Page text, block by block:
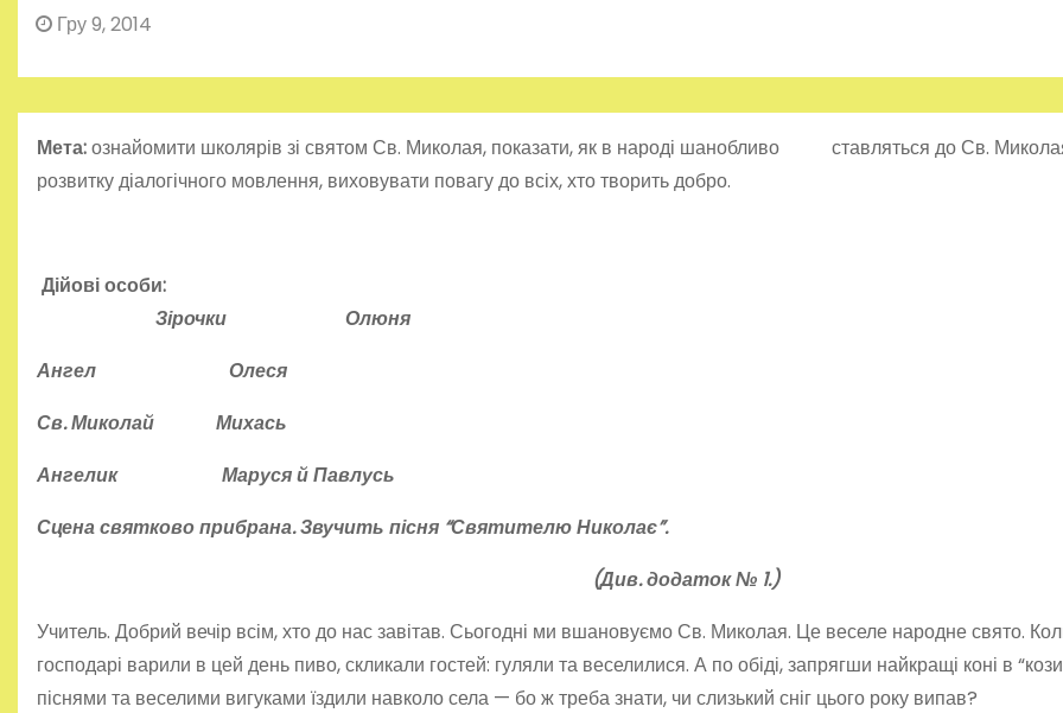
Гру 9, 2014
Мета:ознайомити школярів зі святом Св. Миколая, пока­зати, як в народі шанобливо ставляться до Св.
розвитку діалогічного мовлення, виховувати повагу до всіх, хто творить добро.
Дійові особи:
Зірочки Олюня
Ангел Олеся
Св. Миколай Михась
АнгеликМаруся й Павлусь
Сцена святково прибрана. Звучить пісня “Святителю Николає”.
(Див. додаток № 1.)
Учитель. Добрий вечір всім, хто до нас завітав. Сьогодні ми вшановуємо Св. Миколая. Це веселе народне свято.
господарі варили в цей день пиво, скликали гостей: гуляли та веселилися. А по обіді, запрягши найкращі коні в
піснями та веселими вигуками їздили навколо села — бо ж треба знати, чи слизький сніг цього року випав?